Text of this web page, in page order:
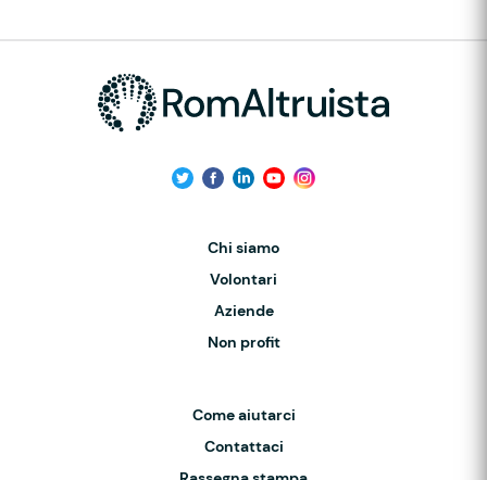
Chi siamo
Volontari
Aziende
Non profit
Come aiutarci
Contattaci